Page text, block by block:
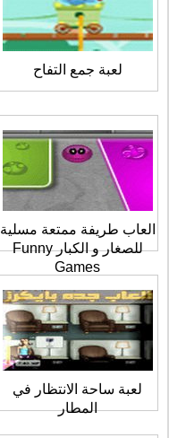
لعبة جمع التفاح
العاب طريفة ممتعة مسلية
للصغار و الكبار Funny
Games
لعبة ساحة الانتظار في
المطار